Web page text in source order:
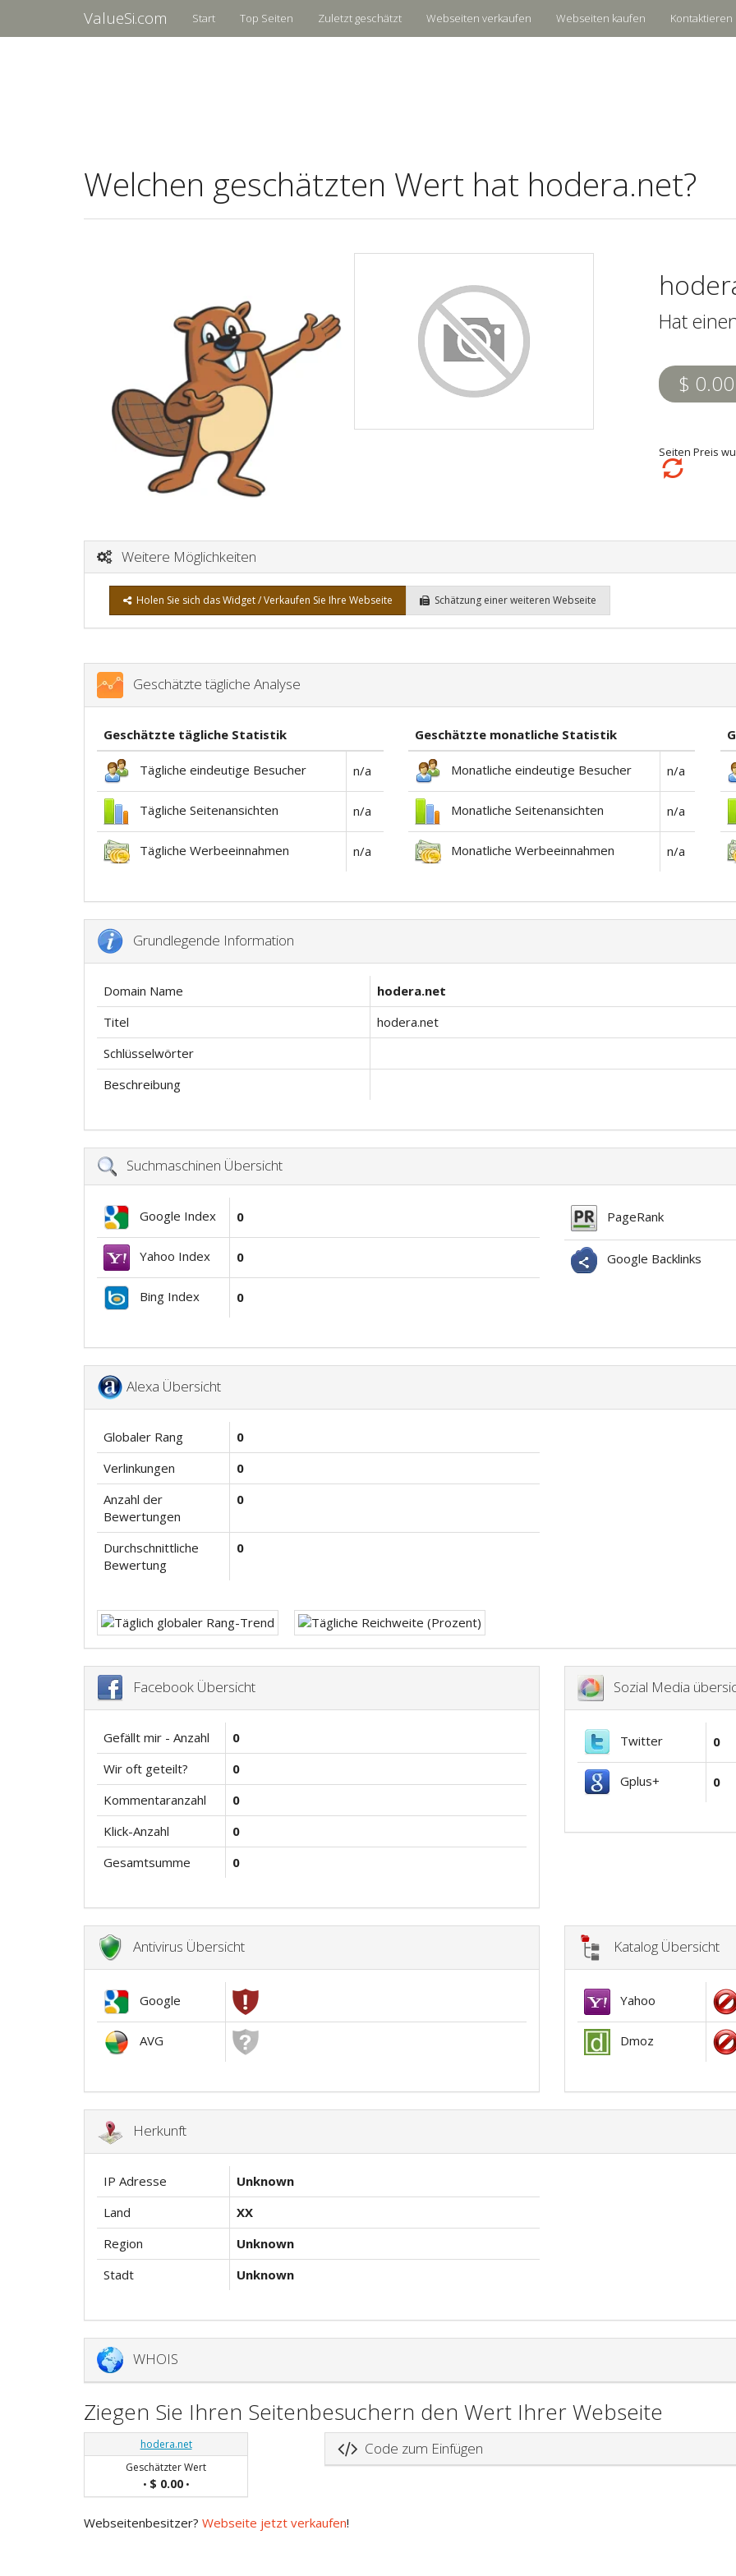
ValueSi.com Start Top Seiten Zuletzt geschätzt Webseiten verkaufen Webseiten kaufen Kontaktieren
Welchen geschätzten Wert hat hodera.net?
Hat
$ 0.00
Seiten Preis
Weitere Möglichkeiten
Holen Sie sich das Widget / Verkaufen Sie Ihre Webseite Schätzung einer weiteren Webseite
Geschätzte tägliche Analyse
Geschätzte tägliche Statistik
Tägliche eindeutige Besucher n/a
Tägliche Seitenansichten n/a
Tägliche Werbeeinnahmen n/a
Geschätzte monatliche Statistik
Monatliche eindeutige Besucher n/a
Monatliche Seitenansichten n/a
Monatliche Werbeeinnahmen n/a
Grundlegende Information
Domain Name
hodera.net
Titel
hodera.net
Schlüsselwörter
Beschreibung
Suchmaschinen Übersicht
Google Index 0
Yahoo Index 0
Bing Index 0
PageRank
Google Backlinks
Alexa Übersicht
Globaler Rang
0
Verlinkungen
0
Anzahl der
Bewertungen
0
Durchschnittliche
Bewertung
0
Facebook Übersicht
Gefällt mir - Anzahl
0
Wir oft geteilt?
0
Kommentaranzahl
0
Klick-Anzahl
0
Gesamtsumme
0
Sozial Media
Twitter 0
Gplus+ 0
Antivirus Übersicht
Google
AVG
Katalog Übersicht
Yahoo
Dmoz
Herkunft
IP Adresse
Unknown
Land
XX
Region
Unknown
Stadt
Unknown
WHOIS
Ziegen Sie Ihren Seitenbesuchern den Wert Ihrer Webseite
hodera.net
Geschätzter Wert
• $ 0.00•
Code zum Einfügen
Webseitenbesitzer? Webseite jetzt verkaufen!